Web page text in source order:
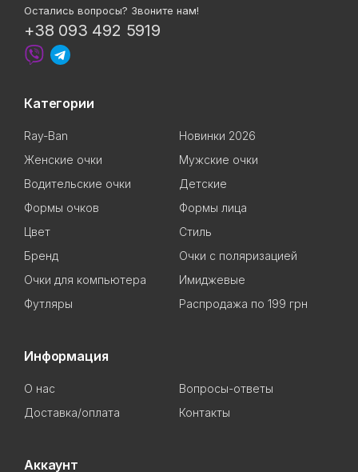
Остались вопросы? Звоните нам!
+38 093 492 5919
Категории
Ray-Ban
Новинки 2026
Женские очки
Мужские очки
Водительские очки
Детские
Формы очков
Формы лица
Цвет
Стиль
Бренд
Очки с поляризацией
Очки для компьютера
Имиджевые
Футляры
Распродажа по 199 грн
Информация
О нас
Вопросы-ответы
Доставка/оплата
Контакты
Аккаунт